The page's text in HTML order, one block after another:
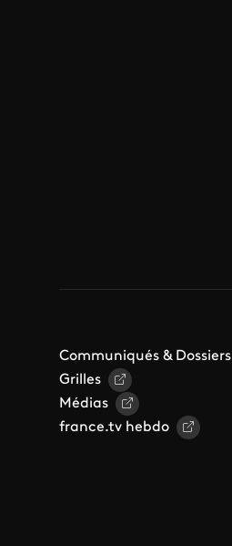
Communiqués & Dossiers
Grilles
Médias
france.tv hebdo